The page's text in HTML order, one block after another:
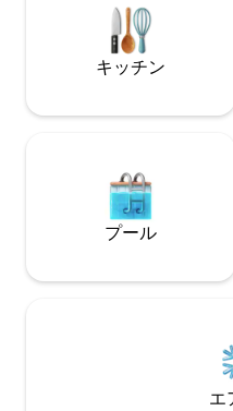
salinas y gastronomía local.
キッチン
プール
エ